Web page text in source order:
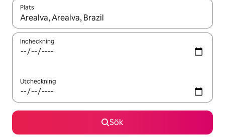
Plats
När resultaten är tillgängliga kan du navigera med upp- och
Incheckning
Utcheckning
Sök